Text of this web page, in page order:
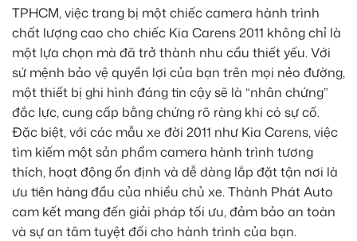
TPHCM, việc trang bị một chiếc camera hành trình
chất lượng cao cho chiếc Kia Carens 2011 không chỉ là
một lựa chọn mà đã trở thành nhu cầu thiết yếu. Với
sứ mệnh bảo vệ quyền lợi của bạn trên mọi nẻo đường,
một thiết bị ghi hình đáng tin cậy sẽ là “nhân chứng”
đắc lực, cung cấp bằng chứng rõ ràng khi có sự cố.
Đặc biệt, với các mẫu xe đời 2011 như Kia Carens, việc
tìm kiếm một sản phẩm camera hành trình tương
thích, hoạt động ổn định và dễ dàng lắp đặt tận nơi là
ưu tiên hàng đầu của nhiều chủ xe. Thành Phát Auto
cam kết mang đến giải pháp tối ưu, đảm bảo an toàn
và sự an tâm tuyệt đối cho hành trình của bạn.